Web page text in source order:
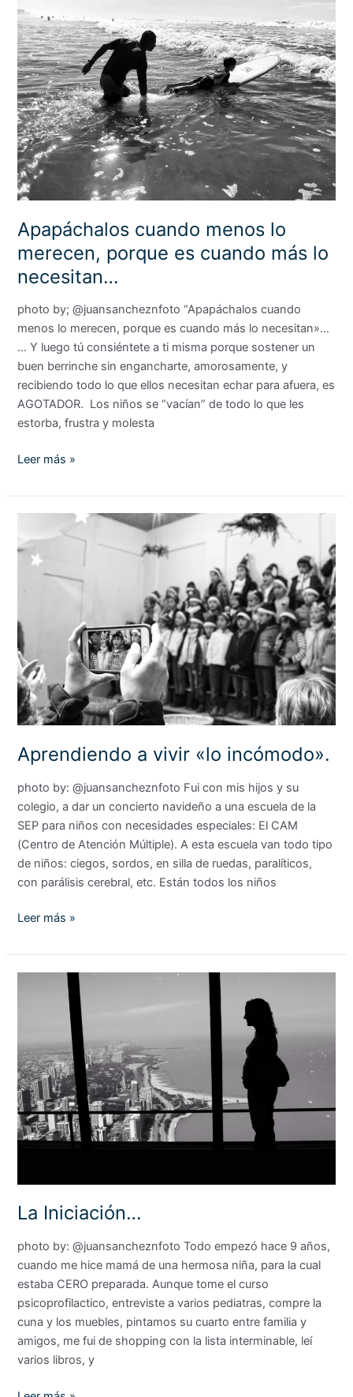
Apapáchalos cuando menos lo
merecen, porque es cuando más lo
necesitan…
photo by; @juansancheznfoto “Apapáchalos cuando
menos lo merecen, porque es cuando más lo necesitan»…
… Y luego tú consiéntete a ti misma porque sostener un
buen berrinche sin engancharte, amorosamente, y
recibiendo todo lo que ellos necesitan echar para afuera, es
AGOTADOR. Los niños se “vacían” de todo lo que les
estorba, frustra y molesta
menos
lo
merecen,
porque
es
cuando
más
lo
necesitan…
Leer más »
Aprendiendo a vivir «lo incómodo».
photo by: @juansancheznfoto Fui con mis hijos y su
colegio, a dar un concierto navideño a una escuela de la
SEP para niños con necesidades especiales: El CAM
(Centro de Atención Múltiple). A esta escuela van todo tipo
de niños: ciegos, sordos, en silla de ruedas, paralíticos,
con parálisis cerebral, etc. Están todos los niños
Aprendiendo
vivir
Leer más »
La Iniciación…
photo by: @juansancheznfoto Todo empezó hace 9 años,
cuando me hice mamá de una hermosa niña, para la cual
estaba CERO preparada. Aunque tome el curso
psicoprofilactico, entreviste a varios pediatras, compre la
cuna y los muebles, pintamos su cuarto entre familia y
amigos, me fui de shopping con la lista interminable, leí
varios libros, y
Iniciación…